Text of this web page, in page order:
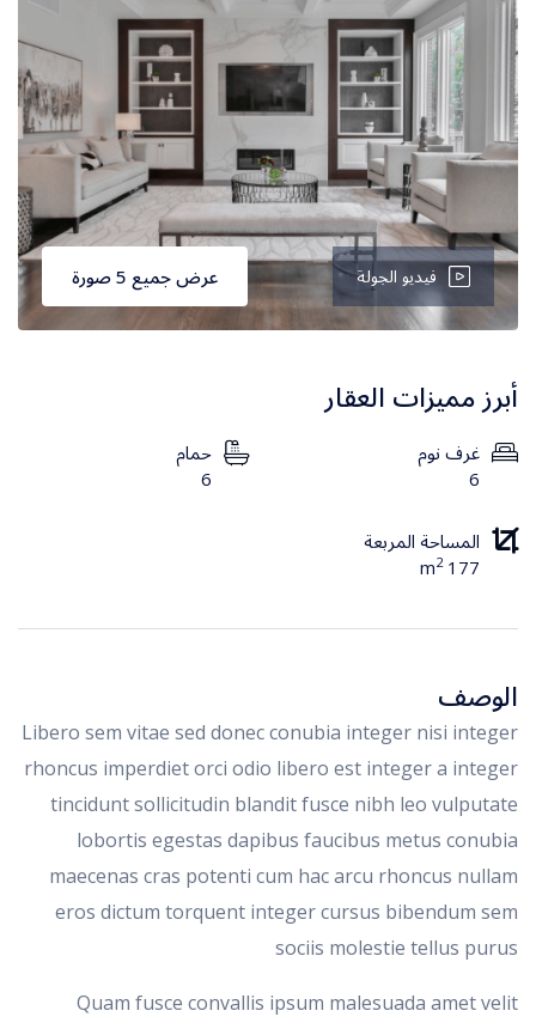
فيديو الجولة عرض جميع 5 صورة
أبرز مميزات العقار
غرف نوم
6
حمام
6
المساحة المربعة
177 m
2
الوصف
Libero sem vitae sed donec conubia integer nisi integer
rhoncus imperdiet orci odio libero est integer a integer
tincidunt sollicitudin blandit fusce nibh leo vulputate
lobortis egestas dapibus faucibus metus conubia
maecenas cras potenti cum hac arcu rhoncus nullam
eros dictum torquent integer cursus bibendum sem
sociis molestie tellus purus
Quam fusce convallis ipsum malesuada amet velit